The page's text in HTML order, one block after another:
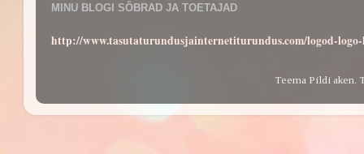
MINU BLOGI SÕBRAD JA TOETAJAD
http://www.tasutaturundusjainternetiturundus.com/logod-
Teema Pildi aken.